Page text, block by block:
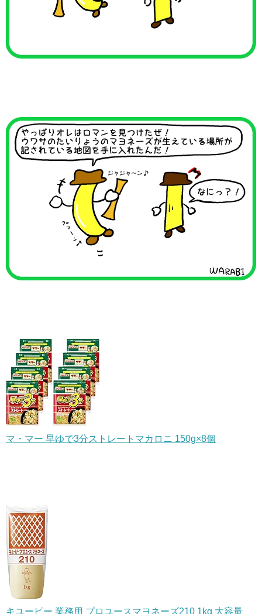
マ・マー 早ゆで3分ストレートマカロニ 150g×8個
キユーピー 業務用 プロユースマヨネーズ210 1kg 大容量